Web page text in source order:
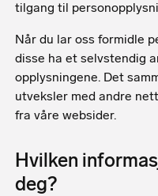
tilgang til
Når du lar oss formidle
disse ha et selvstendig
opplysningene. Det
utveksler med andre
fra våre websider.
Hvilken
deg?